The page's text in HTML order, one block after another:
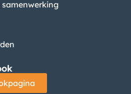
samenwerking